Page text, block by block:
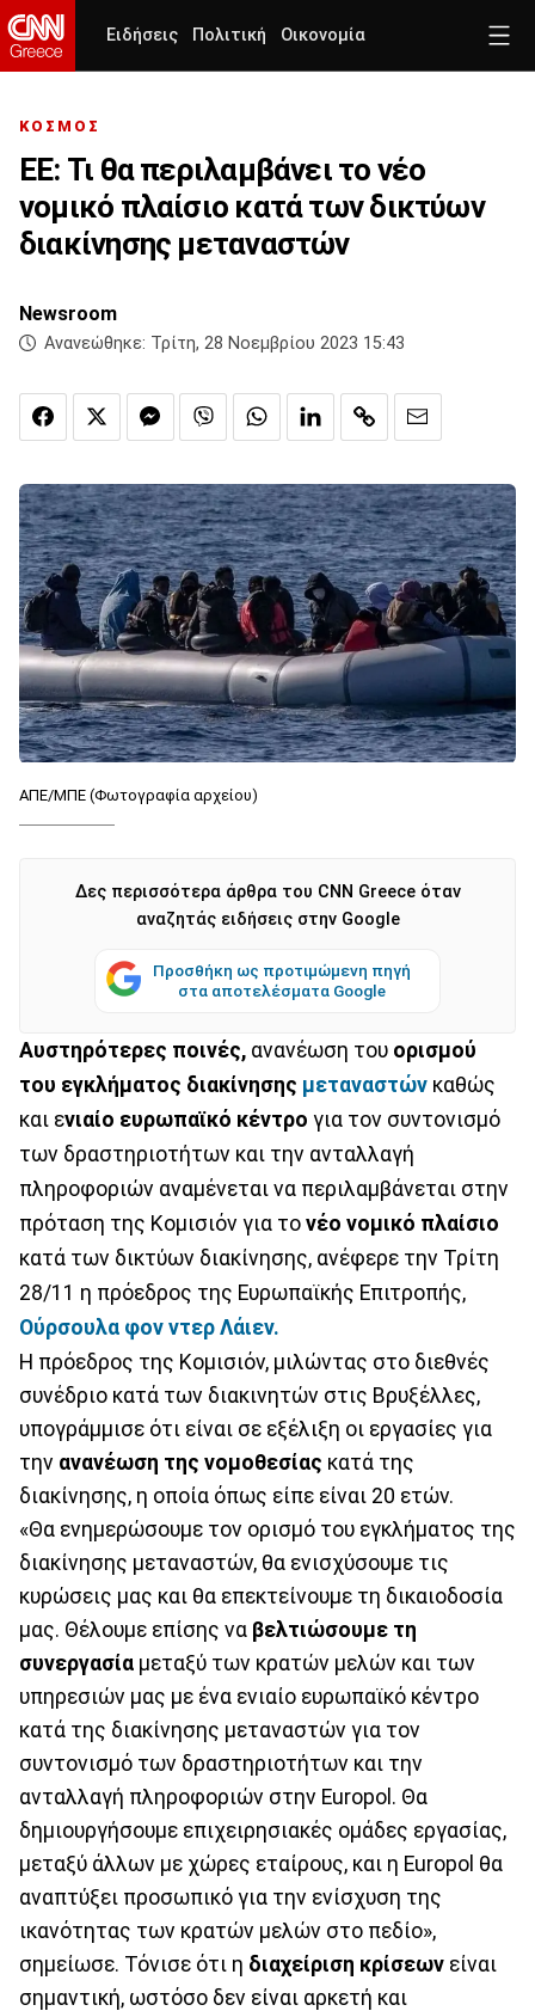
Ειδήσεις Πολιτική Οικονομία
ΚΟΣΜΟΣ
ΕΕ: Τι θα περιλαμβάνει το νέο
νομικό πλαίσιο κατά των δικτύων
διακίνησης μεταναστών
Newsroom
Ανανεώθηκε: Τρίτη, 28 Νοεμβρίου 2023 15:43
ΑΠΕ/ΜΠΕ (Φωτογραφία αρχείου)
Δες περισσότερα άρθρα του CNN Greece όταν
αναζητάς ειδήσεις στην Google
Προσθήκη ως προτιμώμενη πηγή
στα αποτελέσματα Google
Αυστηρότερες ποινές, ανανέωση του ορισμού
του εγκλήματος διακίνησης μεταναστών καθώς
και ενιαίο ευρωπαϊκό κέντρο για τον συντονισμό
των δραστηριοτήτων και την ανταλλαγή
πληροφοριών αναμένεται να περιλαμβάνεται στην
πρόταση της Κομισιόν για το νέο νομικό πλαίσιο
κατά των δικτύων διακίνησης, ανέφερε την Τρίτη
28/11 η πρόεδρος της Ευρωπαϊκής Επιτροπής,
Ούρσουλα φον ντερ Λάιεν.
Η πρόεδρος της Κομισιόν, μιλώντας στο διεθνές
συνέδριο κατά των διακινητών στις Βρυξέλλες,
υπογράμμισε ότι είναι σε εξέλιξη οι εργασίες για
την ανανέωση της νομοθεσίας κατά της
διακίνησης, η οποία όπως είπε είναι 20 ετών.
«Θα ενημερώσουμε τον ορισμό του εγκλήματος της
διακίνησης μεταναστών, θα ενισχύσουμε τις
κυρώσεις μας και θα επεκτείνουμε τη δικαιοδοσία
μας. Θέλουμε επίσης να βελτιώσουμε τη
συνεργασία μεταξύ των κρατών μελών και των
υπηρεσιών μας με ένα ενιαίο ευρωπαϊκό κέντρο
κατά της διακίνησης μεταναστών για τον
συντονισμό των δραστηριοτήτων και την
ανταλλαγή πληροφοριών στην Europol. Θα
δημιουργήσουμε επιχειρησιακές ομάδες εργασίας,
μεταξύ άλλων με χώρες εταίρους, και η Europol θα
αναπτύξει προσωπικό για την ενίσχυση της
ικανότητας των κρατών μελών στο πεδίο»,
σημείωσε. Τόνισε ότι η διαχείριση κρίσεων είναι
σημαντική, ωστόσο δεν είναι αρκετή και